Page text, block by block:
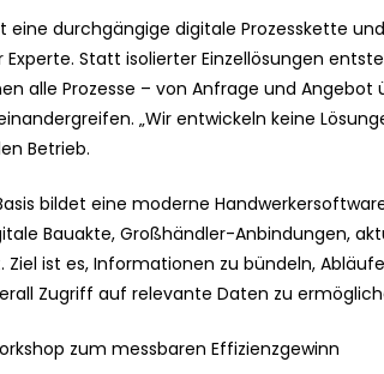
eine durchgängige digitale Prozesskette
Experte. Statt isolierter Einzellösungen
alle Prozesse – von Anfrage und
„Wir entwickeln keine
Betrieb.
bildet eine moderne
Bauakte, Großhändler-Anbindungen,
ist es, Informationen zu bündeln,
Zugriff auf relevante Daten zu
zum messbaren Effizienzgewinn